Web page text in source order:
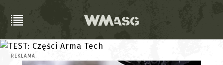
REKLAMA